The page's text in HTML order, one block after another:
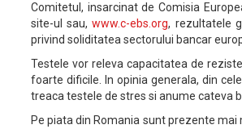
Comitetul, insarcinat de Comisia
site-ul sau,www.c-ebs.org, rezultatele
privind soliditatea sectorului bancar
Testele vor releva capacitatea de
foarte dificile. In opinia generala, din
treaca testele de stres si anume cateva
Pe piata din Romania sunt prezente